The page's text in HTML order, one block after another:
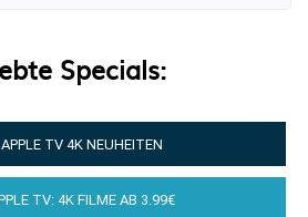
Specials:
APPLE TV 4K NEUHEITEN
TV: 4K FILME AB 3.99€